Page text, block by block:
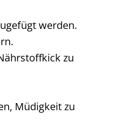
werden.
zu
Müdigkeit zu